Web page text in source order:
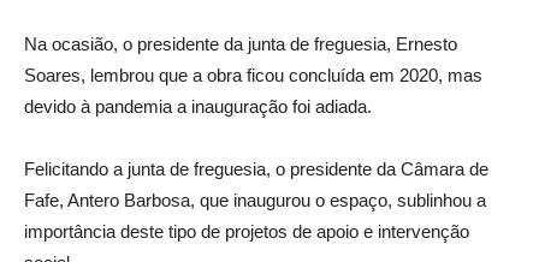
Na ocasião, o presidente da junta de freguesia, Ernesto
Soares, lembrou que a obra ficou concluída em 2020, mas
devido à pandemia a inauguração foi adiada.
Felicitando a junta de freguesia, o presidente da Câmara de
Fafe, Antero Barbosa, que inaugurou o espaço, sublinhou a
importância deste tipo de projetos de apoio e intervenção